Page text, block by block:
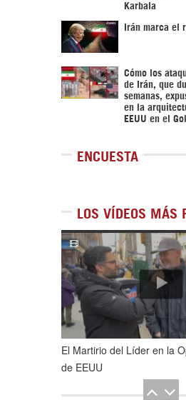
Karbala
Irán marca el
Cómo los
de Irán, que
semanas,
en la
EEUU en el
ENCUESTA
LOS VÍDEOS MÁS
El Martirio del Líder en la
de EEUU